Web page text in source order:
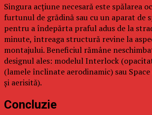
Singura acțiune necesară este spălarea
furtunul de grădină sau cu un aparat de
pentru a îndepărta praful adus de la
minute, întreaga structură revine la
montajului. Beneficiul rămâne
designul ales: modelul Interlock
(lamele înclinate aerodinamic) sau
și aerisită).
Concluzie